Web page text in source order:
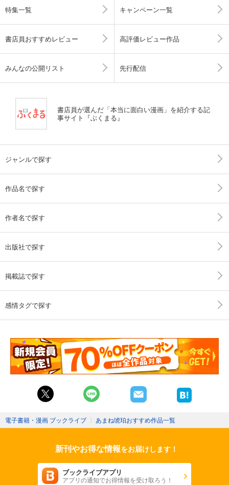
特集一覧 キャンペーン一覧
書店員おすすめレビュー 高評価レビュー作品
みんなの公開リスト 先行配信
書店員が選んだ「本当に面白い漫画」を紹介する記
事サイト『ぶくまる』
ジャンルで探す
作品名で探す
作者名で探す
出版社で探す
掲載誌で探す
感情タグで探す
電子書籍・漫画 ブックライブ 〉 あまね琥珀おすすめ作品一覧
新刊やお得な情報をお届けします！
ブックライブアプリ
アプリの通知でお得情報を受け取ろう！